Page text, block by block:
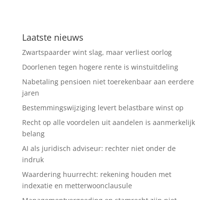
Laatste nieuws
Zwartspaarder wint slag, maar verliest oorlog
Doorlenen tegen hogere rente is winstuitdeling
Nabetaling pensioen niet toerekenbaar aan eerdere
jaren
Bestemmingswijziging levert belastbare winst op
Recht op alle voordelen uit aandelen is aanmerkelijk
belang
AI als juridisch adviseur: rechter niet onder de
indruk
Waardering huurrecht: rekening houden met
indexatie en metterwoonclausule